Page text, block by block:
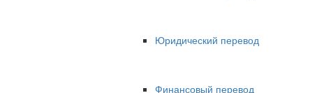
Юридический перевод
Финансовый перевод